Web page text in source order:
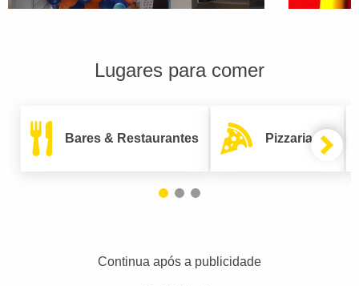
Lugares para comer
Bares & Restaurantes Pizzarias
Continua após a publicidade